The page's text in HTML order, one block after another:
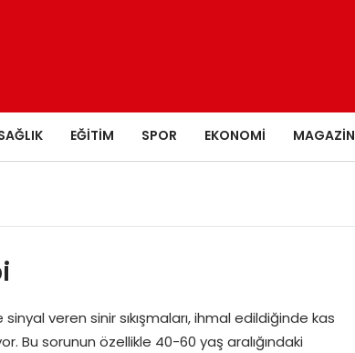
EĞITIM SPOR EKONOMI MAGAZIN
veren sinir sıkışmaları, ihmal edildiğinde kas
Bu sorunun özellikle 40-60 yaş aralığındaki